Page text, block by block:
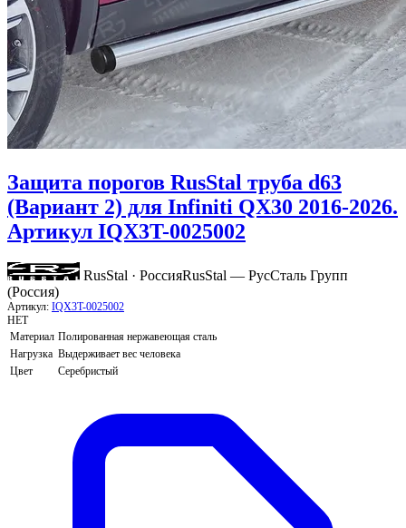
Защита порогов RusStal труба d63
(Вариант 2) для Infiniti QX30 2016-2026.
Артикул IQX3T-0025002
RusStal · РоссияRusStal — РусСталь Групп
(Россия)
Артикул: IQX3T-0025002
НЕТ
Материал Полированная нержавеющая сталь
Нагрузка Выдерживает вес человека
Цвет
Серебристый